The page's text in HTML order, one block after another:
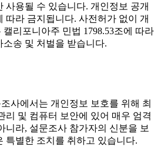
사용될 수 있습니다. 개인정보 공개
따라 금지됩니다. 사전허가 없이 개
리포니아주 민법 1798.53조에 따라
송 및 처벌을 받습니다.
사에서는 개인정보 보호를 위해 최
리 및 컴퓨터 보안에 있어 매우 엄격
니라, 설문조사 참가자의 신분을 보
특별한 조치를 취하고 있습니다.